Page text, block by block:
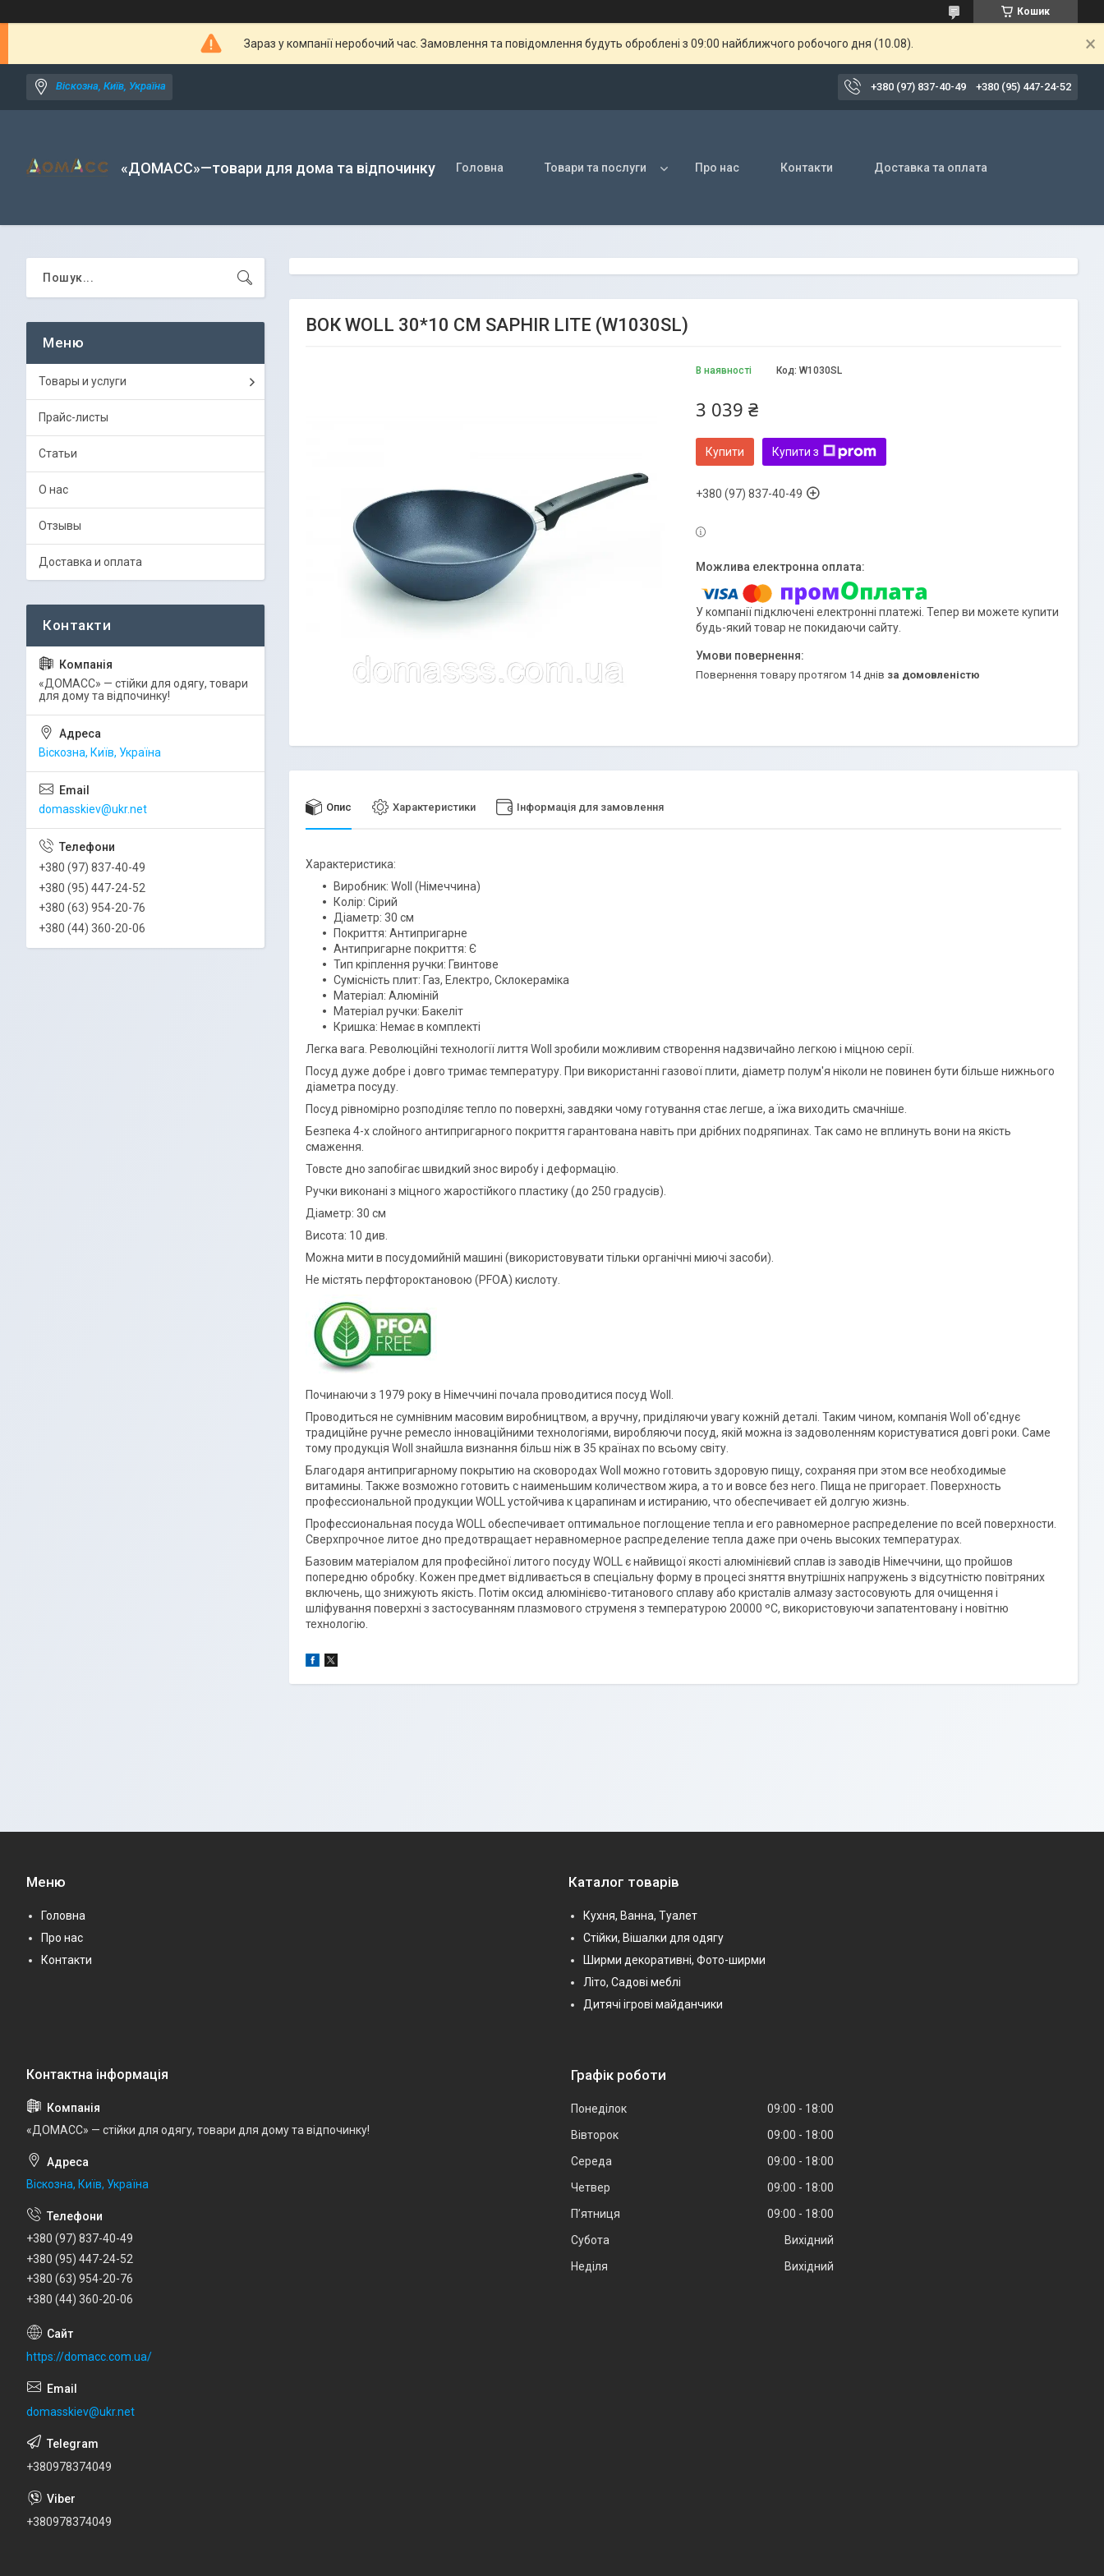
Кошик
Зараз у компанії неробочий час. Замовлення та повідомлення будуть оброблені з 09:00 найближчого робочого дня (10.08).
Віскозна, Київ, Україна +380 (97) 837-40-49 +380 (95) 447-24-52
«ДОМАСС»—товари для дома та відпочинку Головна Товари та послуги Про нас Контакти Доставка та оплата
ВОК WOLL 30*10 СМ SAPHIR LITE (W1030SL)
В наявності Код: W1030SL
3 039 ₴
Купити Купити з
+380 (97) 837-40-49
У компанії підключені електронні платежі. Тепер ви можете купити
будь-який товар не покидаючи сайту.
повернення товару протягом 14 днів за домовленістю
Опис Характеристики Інформація для замовлення
Характеристика:
Виробник: Woll (Німеччина)
Колір: Сірий
Діаметр: 30 см
Покриття: Антипригарне
Антипригарне покриття: Є
Тип кріплення ручки: Гвинтове
Сумісність плит: Газ, Електро, Склокераміка
Матеріал: Алюміній
Матеріал ручки: Бакеліт
Кришка: Немає в комплекті
Легка вага. Революційні технології лиття Woll зробили можливим створення надзвичайно легкою і міцною серії.
Посуд дуже добре і довго тримає температуру. При використанні газової плити, діаметр полум'я ніколи не повинен бути більше нижнього
діаметра посуду.
Посуд рівномірно розподіляє тепло по поверхні, завдяки чому готування стає легше, а їжа виходить смачніше.
Безпека 4-х слойного антипригарного покриття гарантована навіть при дрібних подряпинах. Так само не вплинуть вони на якість
смаження.
Товсте дно запобігає швидкий знос виробу і деформацію.
Ручки виконані з міцного жаростійкого пластику (до 250 градусів).
Діаметр: 30 см
Висота: 10 див.
Можна мити в посудомийній машині (використовувати тільки органічні миючі засоби).
Не містять перфтороктановою (PFOA) кислоту.
Починаючи з 1979 року в Німеччині почала проводитися посуд Woll.
Проводиться не сумнівним масовим виробництвом, а вручну, приділяючи увагу кожній деталі. Таким чином, компанія Woll об'єднує
традиційне ручне ремесло інноваційними технологіями, виробляючи посуд, якій можна із задоволенням користуватися довгі роки. Саме
тому продукція Woll знайшла визнання більш ніж в 35 країнах по всьому світу.
Благодаря антипригарному покрытию на сковородах Woll можно готовить здоровую пищу, сохраняя при этом все необходимые
витамины. Также возможно готовить с наименьшим количеством жира, а то и вовсе без него. Пища не пригорает. Поверхность
профессиональной продукции WOLL устойчива к царапинам и истиранию, что обеспечивает ей долгую жизнь.
Профессиональная посуда WOLL обеспечивает оптимальное поглощение тепла и его равномерное распределение по всей поверхности.
Сверхпрочное литое дно предотвращает неравномерное распределение тепла даже при очень высоких температурах.
Базовим матеріалом для професійної литого посуду WOLL є найвищої якості алюмінієвий сплав із заводів Німеччини, що пройшов
попередню обробку. Кожен предмет відливається в спеціальну форму в процесі зняття внутрішніх напружень з відсутністю повітряних
включень, що знижують якість. Потім оксид алюмінієво-титанового сплаву або кристалів алмазу застосовують для очищення і
шліфування поверхні з застосуванням плазмового струменя з температурою 20000 ºC, використовуючи запатентовану і новітню
технологію.
Товары и услуги
Прайс-листы
Статьи
О нас
Отзывы
Доставка и оплата
«ДОМАСС» — стійки для одягу, товари
для дому та відпочинку!
Віскозна, Київ, Україна
domasskiev@ukr.net
+380 (97) 837-40-49
+380 (95) 447-24-52
+380 (63) 954-20-76
+380 (44) 360-20-06
Меню
Головна
Про нас
Контакти
Каталог товарів
Кухня, Ванна, Туалет
Стійки, Вішалки для одягу
Ширми декоративні, Фото-ширми
Літо, Садові меблі
Дитячі ігрові майданчики
«ДОМАСС» — стійки для одягу, товари для дому та відпочинку!
Віскозна, Київ, Україна
+380 (97) 837-40-49
+380 (95) 447-24-52
+380 (63) 954-20-76
+380 (44) 360-20-06
https://domacc.com.ua/
domasskiev@ukr.net
+380978374049
+380978374049
Графік роботи
Понеділок 09:00
18:00
Вівторок
09:00
18:00
Середа
09:00
18:00
Четвер
09:00
18:00
Пʼятниця
09:00
18:00
Субота
Вихідний
Неділя
Вихідний